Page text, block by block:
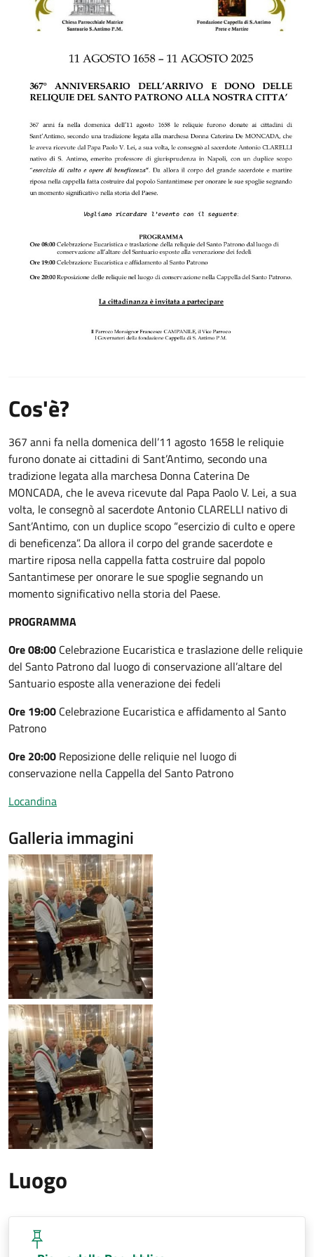
Cos'è?
367 anni fa nella domenica dell’11 agosto 1658 le reliquie
furono donate ai cittadini di Sant’Antimo, secondo una
tradizione legata alla marchesa Donna Caterina De
MONCADA, che le aveva ricevute dal Papa Paolo V. Lei, a sua
volta, le consegnò al sacerdote Antonio CLARELLI nativo di
Sant’Antimo, con un duplice scopo “esercizio di culto e opere
di beneficenza”. Da allora il corpo del grande sacerdote e
martire riposa nella cappella fatta costruire dal popolo
Santantimese per onorare le sue spoglie segnando un
momento significativo nella storia del Paese.
PROGRAMMA
Ore 08:00 Celebrazione Eucaristica e traslazione delle reliquie
del Santo Patrono dal luogo di conservazione all’altare del
Santuario esposte alla venerazione dei fedeli
Ore 19:00 Celebrazione Eucaristica e affidamento al Santo
Patrono
Ore 20:00 Reposizione delle reliquie nel luogo di
conservazione nella Cappella del Santo Patrono
Locandina
Galleria immagini
Luogo